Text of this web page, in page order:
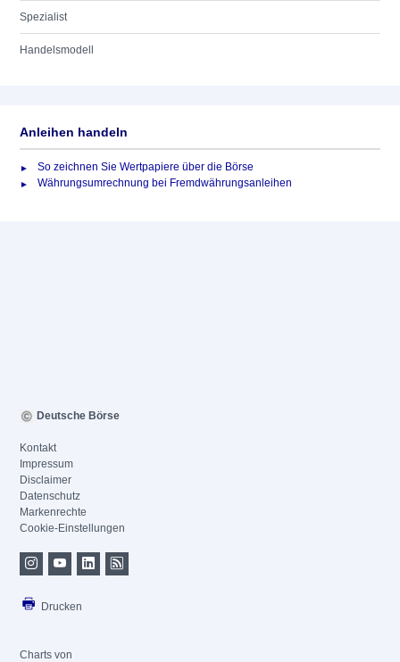
Spezialist
Handelsmodell
Anleihen handeln
So zeichnen Sie Wertpapiere über die Börse
Währungsumrechnung bei Fremdwährungsanleihen
Deutsche Börse
Kontakt
Impressum
Disclaimer
Datenschutz
Markenrechte
Cookie-Einstellungen
Drucken
Charts von